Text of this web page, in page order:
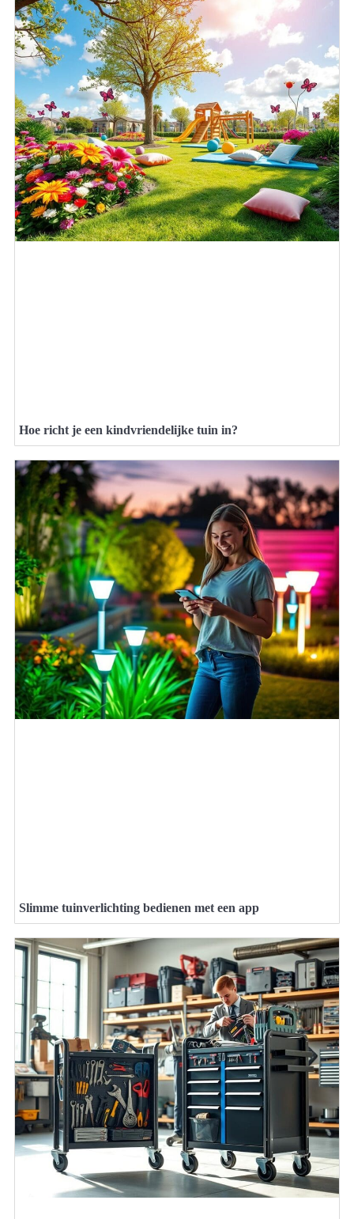
Hoe richt je een kindvriendelijke tuin in?
Slimme tuinverlichting bedienen met een app